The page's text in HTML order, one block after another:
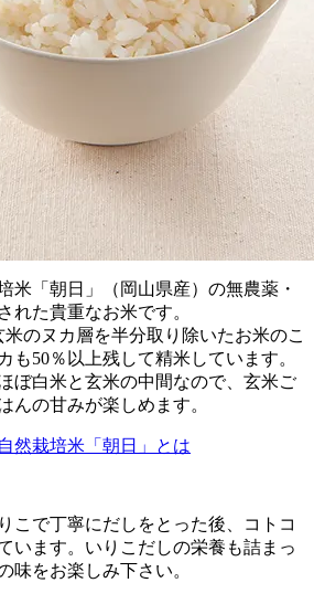
米「朝日」（岡山県産）の無農薬・
れた貴重なお米です。
のヌカ層を半分取り除いたお米のこ
も50％以上残して精米しています。
ぼ白米と玄米の中間なので、玄米ご
んの甘みが楽しめます。
然栽培米「朝日」とは
こで丁寧にだしをとった後、コトコ
います。いりこだしの栄養も詰まっ
味をお楽しみ下さい。